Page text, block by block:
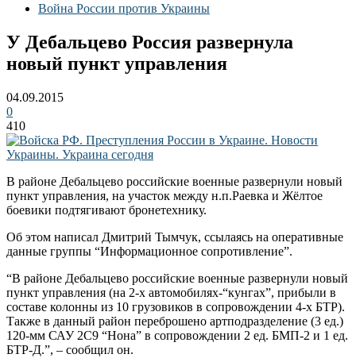
Война России против Украины
У Дебальцево Россия развернула
новый пункт управления
04.09.2015
0
410
В районе Дебальцево российские военные развернули новый
пункт управления, на участок между н.п.Раевка и Жёлтое
боевики подтягивают бронетехнику.
Об этом написал Дмитрий Тымчук, ссылаясь на оперативные
данные группы “Информационное сопротивление”.
“В районе Дебальцево российские военные развернули новый
пункт управления (на 2-х автомобилях-“кунгах”, прибыли в
составе колонны из 10 грузовиков в сопровождении 4-х БТР).
Также в данный район переброшено артподразделение (3 ед.)
120-мм САУ 2С9 “Нона” в сопровождении 2 ед. БМП-2 и 1 ед.
БТР-Д.”, – сообщил он.